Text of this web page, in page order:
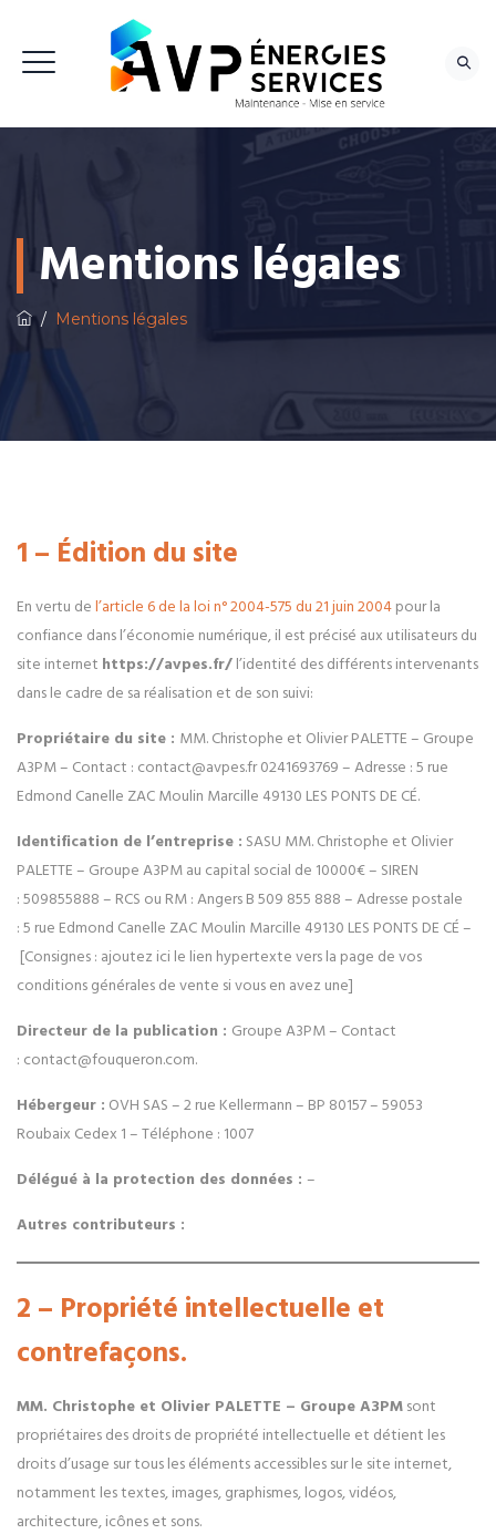
Mentions légales
/ Mentions légales
1 – Édition du site
En vertu de l’article 6 de la loi n° 2004-575 du 21 juin 2004 pour la
confiance dans l’économie numérique, il est précisé aux utilisateurs du
site internet https://avpes.fr/ l’identité des différents intervenants
dans le cadre de sa réalisation et de son suivi:
Propriétaire du site : MM. Christophe et Olivier PALETTE – Groupe
A3PM – Contact : contact@avpes.fr 0241693769 – Adresse : 5 rue
Edmond Canelle ZAC Moulin Marcille 49130 LES PONTS DE CÉ.
Identification de l’entreprise : SASU MM. Christophe et Olivier
PALETTE – Groupe A3PM au capital social de 10000€ – SIREN
: 509855888 – RCS ou RM : Angers B 509 855 888 – Adresse postale
: 5 rue Edmond Canelle ZAC Moulin Marcille 49130 LES PONTS DE CÉ –
[Consignes : ajoutez ici le lien hypertexte vers la page de vos
conditions générales de vente si vous en avez une]
Directeur de la publication : Groupe A3PM – Contact
: contact@fouqueron.com.
Hébergeur : OVH SAS – 2 rue Kellermann – BP 80157 – 59053
Roubaix Cedex 1 – Téléphone : 1007
Délégué à la protection des données : –
Autres contributeurs :
2 – Propriété intellectuelle et
contrefaçons.
MM. Christophe et Olivier PALETTE – Groupe A3PM sont
propriétaires des droits de propriété intellectuelle et détient les
droits d’usage sur tous les éléments accessibles sur le site internet,
notamment les textes, images, graphismes, logos, vidéos,
architecture, icônes et sons.